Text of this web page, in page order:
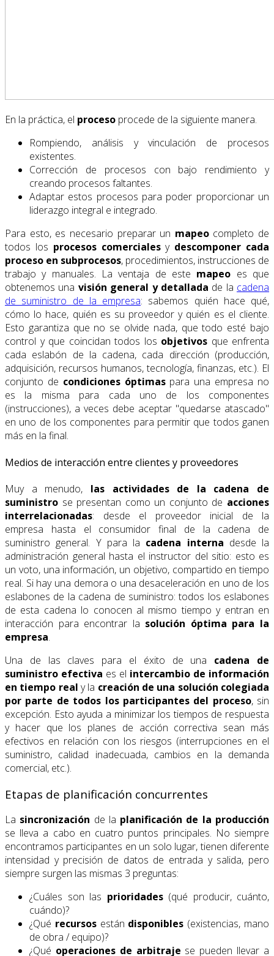
En la práctica, el proceso procede de la siguiente manera.
Rompiendo, análisis y vinculación de procesos
existentes.
Corrección de procesos con bajo rendimiento y
creando procesos faltantes.
Adaptar estos procesos para poder proporcionar un
liderazgo integral e integrado.
Para esto, es necesario preparar un mapeocompleto de
todos los procesos comercialesy descomponer cada
proceso en subprocesos, procedimientos, instrucciones de
trabajo y manuales. La ventaja de este mapeo es que
obtenemos una visión general y detallada de la cadena
de suministro de la empresa: sabemos quién hace qué,
cómo lo hace, quién es su proveedor y quién es el cliente.
Esto garantiza que no se olvide nada, que todo esté bajo
control y que coincidan todos los objetivos que enfrenta
cada eslabón de la cadena, cada dirección (producción,
adquisición, recursos humanos, tecnología, finanzas, etc.). El
conjunto de condiciones óptimaspara una empresa no
es la misma para cada uno de los componentes
(instrucciones), a veces debe aceptar "quedarse atascado"
en uno de los componentes para permitir que todos ganen
más en la final.
Medios de interacción entre clientes y proveedores
Muy a menudo, las actividades de la cadena de
suministro se presentan como un conjunto de acciones
interrelacionadas: desde el proveedor inicial de la
empresa hasta el consumidor final de la cadena de
suministro general. Y para la cadena interna desde la
administración general hasta el instructor del sitio: esto es
un voto, una información, un objetivo, compartido en tiempo
real. Si hay una demora o una desaceleración en uno de los
eslabones de la cadena de suministro: todos los eslabones
de esta cadena lo conocen al mismo tiempo y entran en
interacción para encontrar la solución óptima para la
empresa.
Una de las claves para el éxito de una cadena de
suministro efectiva es el intercambio de información
en tiempo real y la creación de una solución colegiada
por parte de todos los participantes del proceso, sin
excepción. Esto ayuda a minimizar los tiempos de respuesta
y hacer que los planes de acción correctiva sean más
efectivos en relación con los riesgos (interrupciones en el
suministro, calidad inadecuada, cambios en la demanda
comercial, etc.).
Etapas de planificación concurrentes
La sincronización de la planificación de la producción
se lleva a cabo en cuatro puntos principales. No siempre
encontramos participantes en un solo lugar, tienen diferente
intensidad y precisión de datos de entrada y salida, pero
siempre surgen las mismas 3 preguntas:
¿Cuáles son las prioridades(qué producir, cuánto,
cuándo)?
¿Qué recursosestán disponibles (existencias, mano
de obra / equipo)?
¿Qué operaciones de arbitraje se pueden llevar a